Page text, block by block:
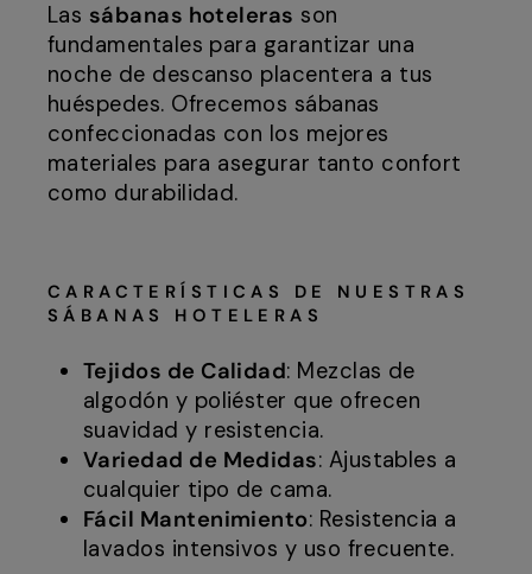
Las sábanas hoteleras son
fundamentales para garantizar una
noche de descanso placentera a tus
huéspedes. Ofrecemos sábanas
confeccionadas con los mejores
materiales para asegurar tanto confort
como durabilidad.
CARACTERÍSTICAS DE NUESTRAS
SÁBANAS HOTELERAS
Tejidos de Calidad: Mezclas de
algodón y poliéster que ofrecen
suavidad y resistencia.
Variedad de Medidas: Ajustables a
cualquier tipo de cama.
Fácil Mantenimiento: Resistencia a
lavados intensivos y uso frecuente.